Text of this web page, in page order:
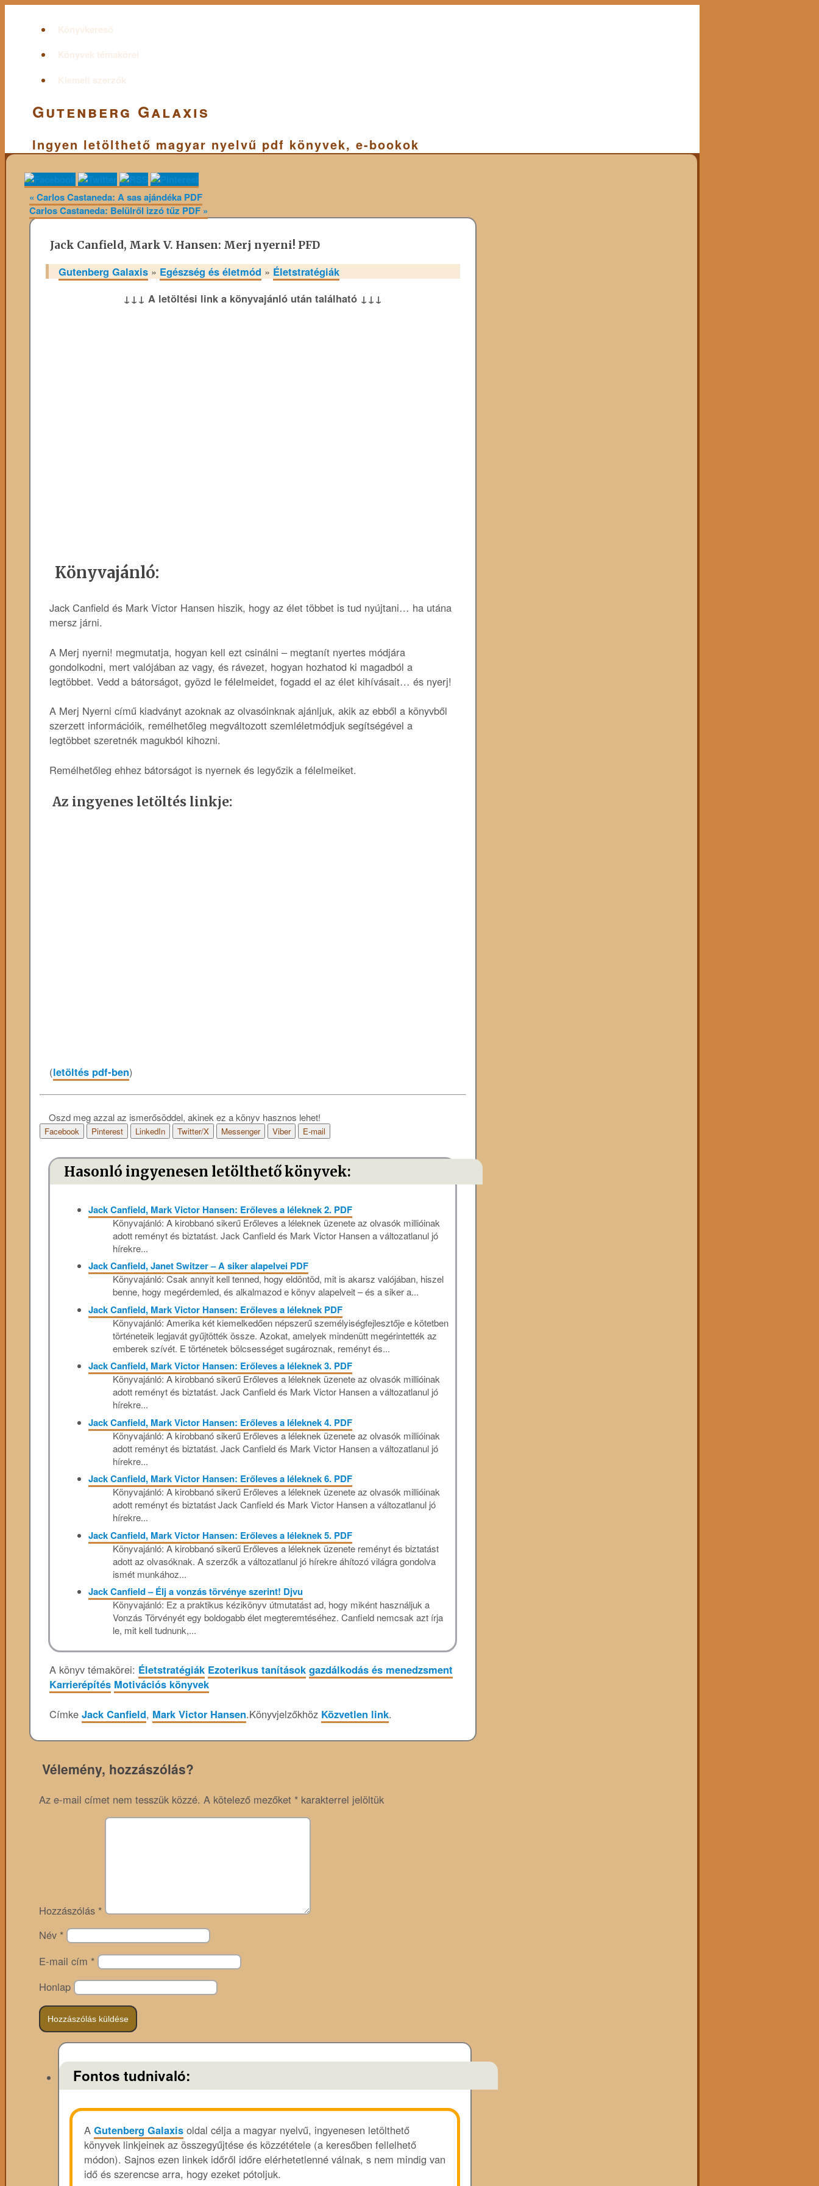
Könyvkereső
Könyvek témakörei
Kiemelt szerzők
Gutenberg Galaxis
Ingyen letölthető magyar nyelvű pdf könyvek, e-bookok
« Carlos Castaneda: A sas ajándéka PDF
Carlos Castaneda: Belülről izzó tűz PDF »
Jack Canfield, Mark V. Hansen: Merj nyerni! PFD
Gutenberg Galaxis » Egészség és életmód » Életstratégiák
↓↓↓ A letöltési link a könyvajánló után található ↓↓↓
Könyvajánló:
Jack Canfield és Mark Victor Hansen hiszik, hogy az élet többet is tud nyújtani… ha utána
mersz járni.
A Merj nyerni! megmutatja, hogyan kell ezt csinálni – megtanít nyertes módjára
gondolkodni, mert valójában az vagy, és rávezet, hogyan hozhatod ki magadból a
legtöbbet. Vedd a bátorságot, gyõzd le félelmeidet, fogadd el az élet kihívásait… és nyerj!
A Merj Nyerni című kiadványt azoknak az olvasóinknak ajánljuk, akik az ebből a könyvből
szerzett információik, remélhetőleg megváltozott szemléletmódjuk segítségével a
legtöbbet szeretnék magukból kihozni.
Remélhetőleg ehhez bátorságot is nyernek és legyőzik a félelmeiket.
Az ingyenes letöltés linkje:
(letöltés pdf-ben)
Oszd meg azzal az ismerősöddel, akinek ez a könyv hasznos lehet!
Facebook Pinterest LinkedIn Twitter/X Messenger Viber E-mail
Hasonló ingyenesen letölthető könyvek:
Jack Canfield, Mark Victor Hansen: Erőleves a léleknek 2. PDF
Könyvajánló: A kirobbanó sikerű Erőleves a léleknek üzenete az olvasók millióinak
adott reményt és biztatást. Jack Canfield és Mark Victor Hansen a változatlanul jó
hírekre...
Jack Canfield, Janet Switzer – A siker alapelvei PDF
Könyvajánló: Csak annyit kell tenned, hogy eldöntöd, mit is akarsz valójában, hiszel
benne, hogy megérdemled, és alkalmazod e könyv alapelveit – és a siker a...
Jack Canfield, Mark Victor Hansen: Erőleves a léleknek PDF
Könyvajánló: Amerika két kiemelkedően népszerű személyiségfejlesztője e kötetben
történeteik legjavát gyűjtötték össze. Azokat, amelyek mindenütt megérintették az
emberek szívét. E történetek bölcsességet sugároznak, reményt és...
Jack Canfield, Mark Victor Hansen: Erőleves a léleknek 3. PDF
Könyvajánló: A kirobbanó sikerű Erőleves a léleknek üzenete az olvasók millióinak
adott reményt és biztatást. Jack Canfield és Mark Victor Hansen a változatlanul jó
hírekre...
Jack Canfield, Mark Victor Hansen: Erőleves a léleknek 4. PDF
Könyvajánló: A kirobbanó sikerű Erőleves a léleknek üzenete az olvasók millióinak
adott reményt és biztatást. Jack Canfield és Mark Victor Hansen a változatlanul jó
hírekre...
Jack Canfield, Mark Victor Hansen: Erőleves a léleknek 6. PDF
Könyvajánló: A kirobbanó sikerű Erőleves a léleknek üzenete az olvasók millióinak
adott reményt és biztatást Jack Canfield és Mark Victor Hansen a változatlanul jó
hírekre...
Jack Canfield, Mark Victor Hansen: Erőleves a léleknek 5. PDF
Könyvajánló: A kirobbanó sikerű Erőleves a léleknek üzenete reményt és biztatást
adott az olvasóknak. A szerzők a változatlanul jó hírekre áhítozó világra gondolva
ismét munkához...
Jack Canfield – Élj a vonzás törvénye szerint! Djvu
Könyvajánló: Ez a praktikus kézikönyv útmutatást ad, hogy miként használjuk a
Vonzás Törvényét egy boldogabb élet megteremtéséhez. Canfield nemcsak azt írja
le, mit kell tudnunk,...
A könyv témakörei: Életstratégiák Ezoterikus tanítások gazdálkodás és menedzsment
Karrierépítés Motivációs könyvek
Címke Jack Canfield, Mark Victor Hansen.Könyvjelzőkhöz Közvetlen link.
Vélemény, hozzászólás?
Az e-mail címet nem tesszük közzé. A kötelező mezőket * karakterrel jelöltük
Hozzászólás *
Név *
E-mail cím *
Honlap
Fontos tudnivaló:
A Gutenberg Galaxisoldal célja a magyar nyelvű, ingyenesen letölthető
könyvek linkjeinek az összegyűjtése és közzététele (a keresőben fellelhető
módon). Sajnos ezen linkek időről időre elérhetetlenné válnak, s nem mindig van
idő és szerencse arra, hogy ezeket pótoljuk.